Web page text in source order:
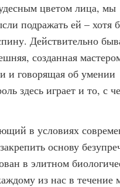
цветом лица, мы
подражать ей – хотя
Действительно
созданная
и говорящая об умении
здесь играет и то, с
в условиях
основу
в элитном
из нас в течение